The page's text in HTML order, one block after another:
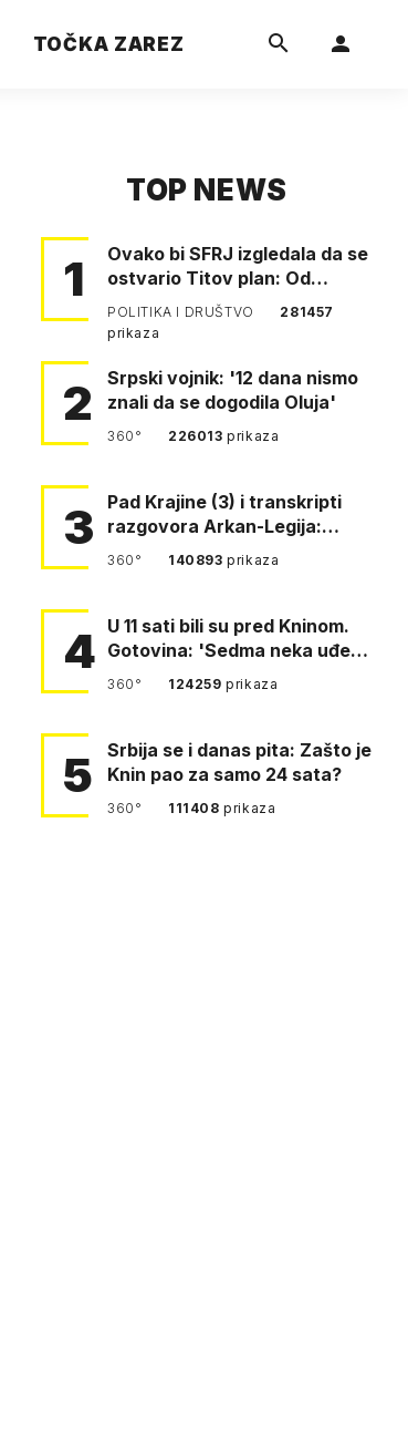
TOČKA ZAREZ
TOP NEWS
1
Ovako bi SFRJ izgledala da se
ostvario Titov plan: Od
Klagenfurta do Istanbula!
POLITIKA I DRUŠTVO
281457
prikaza
2
Srpski vojnik: '12 dana nismo
znali da se dogodila Oluja'
360° 226013prikaza
3
Pad Krajine (3) i transkripti
razgovora Arkan-Legija:
'Čujem, prelazite ustašam…
360° 140893prikaza
4 U 11 sati bili su pred Kninom.
Gotovina: 'Sedma neka uđe,
4. gardijska neka g…
360° 124259prikaza
5
Srbija se i danas pita: Zašto je
Knin pao za samo 24 sata?
360° 111408prikaza